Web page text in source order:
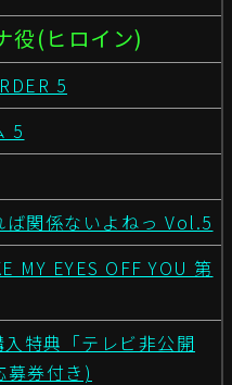
役(ヒロイン)
5
5
ば関係ないよねっ Vol.5
MY EYES OFF YOU 第
特典「テレビ非公開
募券付き)